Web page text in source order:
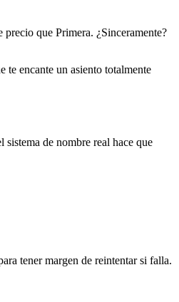
que Primera. ¿Sinceramente?
te encante un asiento totalmente
de nombre real hace que
tener margen de reintentar si falla.